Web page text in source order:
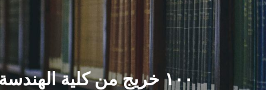
١٠٠ خريج من كلية